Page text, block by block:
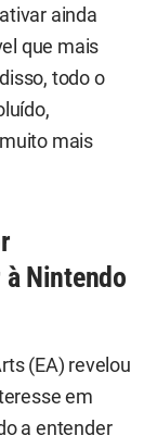
ainda
que mais
todo o
mais
Nintendo
(EA) revelou
em
a entender